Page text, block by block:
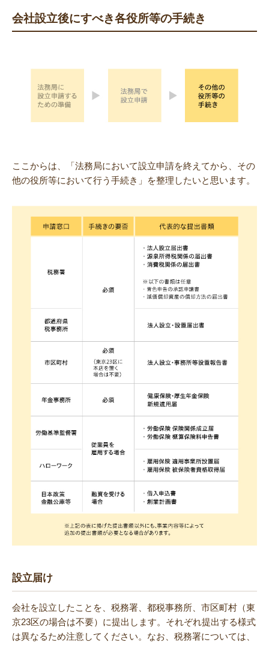
会社設立後にすべき各役所等の手続き
ここからは、「法務局において設立申請を終えてから、その
他の役所等において行う手続き」を整理したいと思います。
設立届け
会社を設立したことを、税務署、都税事務所、市区町村（東
京23区の場合は不要）に提出します。それぞれ提出する様式
は異なるため注意してください。なお、税務署については、